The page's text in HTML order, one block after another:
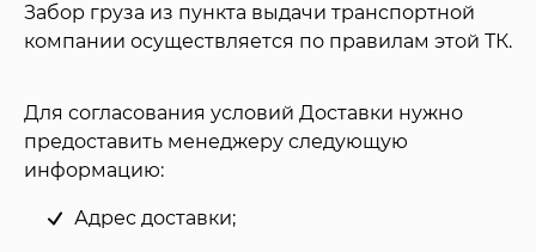
Забор груза из пункта выдачи транспортной
компании осуществляется по правилам этой ТК.
Для согласования условий Доставки нужно
предоставить менеджеру следующую
информацию:
Адрес доставки;